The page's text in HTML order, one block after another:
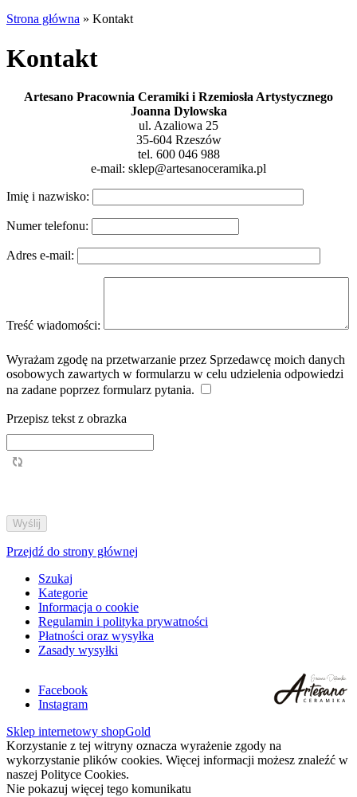
Strona główna » Kontakt
Kontakt
Artesano Pracownia Ceramiki i Rzemiosła Artystycznego
Joanna Dylowska
ul. Azaliowa 25
35-604 Rzeszów
tel. 600 046 988
e-mail: sklep@artesanoceramika.pl
Imię i nazwisko:
Numer telefonu:
Adres e-mail:
Treść wiadomości:
Wyrażam zgodę na przetwarzanie przez Sprzedawcę moich danych
osobowych zawartych w formularzu w celu udzielenia odpowiedzi
na zadane poprzez formularz pytania.
Przepisz tekst z obrazka
Przejdź do strony głównej
Szukaj
Kategorie
Informacja o cookie
Regulamin i polityka prywatności
Płatności oraz wysyłka
Zasady wysyłki
Facebook
Instagram
Sklep internetowy shopGold
Korzystanie z tej witryny oznacza wyrażenie zgody na
wykorzystanie plików cookies. Więcej informacji możesz znaleźć w
naszej Polityce Cookies.
Nie pokazuj więcej tego komunikatu